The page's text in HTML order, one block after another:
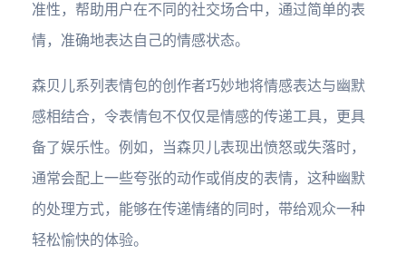
准性，帮助用户在不同的社交场合中，通过简单的表
情，准确地表达自己的情感状态。
森贝儿系列表情包的创作者巧妙地将情感表达与幽默
感相结合，令表情包不仅仅是情感的传递工具，更具
备了娱乐性。例如，当森贝儿表现出愤怒或失落时，
通常会配上一些夸张的动作或俏皮的表情，这种幽默
的处理方式，能够在传递情绪的同时，带给观众一种
轻松愉快的体验。